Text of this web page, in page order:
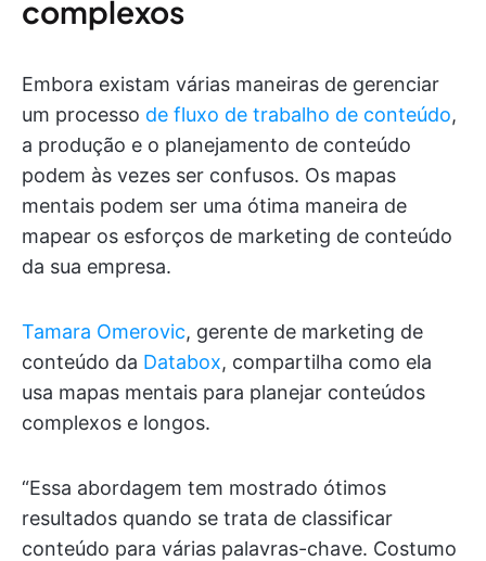
complexos
Embora existam várias maneiras de gerenciar
um processo de fluxo de trabalho de conteúdo,
a produção e o planejamento de conteúdo
podem às vezes ser confusos. Os mapas
mentais podem ser uma ótima maneira de
mapear os esforços de marketing de conteúdo
da sua empresa.
Tamara Omerovic, gerente de marketing de
conteúdo da Databox, compartilha como ela
usa mapas mentais para planejar conteúdos
complexos e longos.
“Essa abordagem tem mostrado ótimos
resultados quando se trata de classificar
conteúdo para várias palavras-chave. Costumo